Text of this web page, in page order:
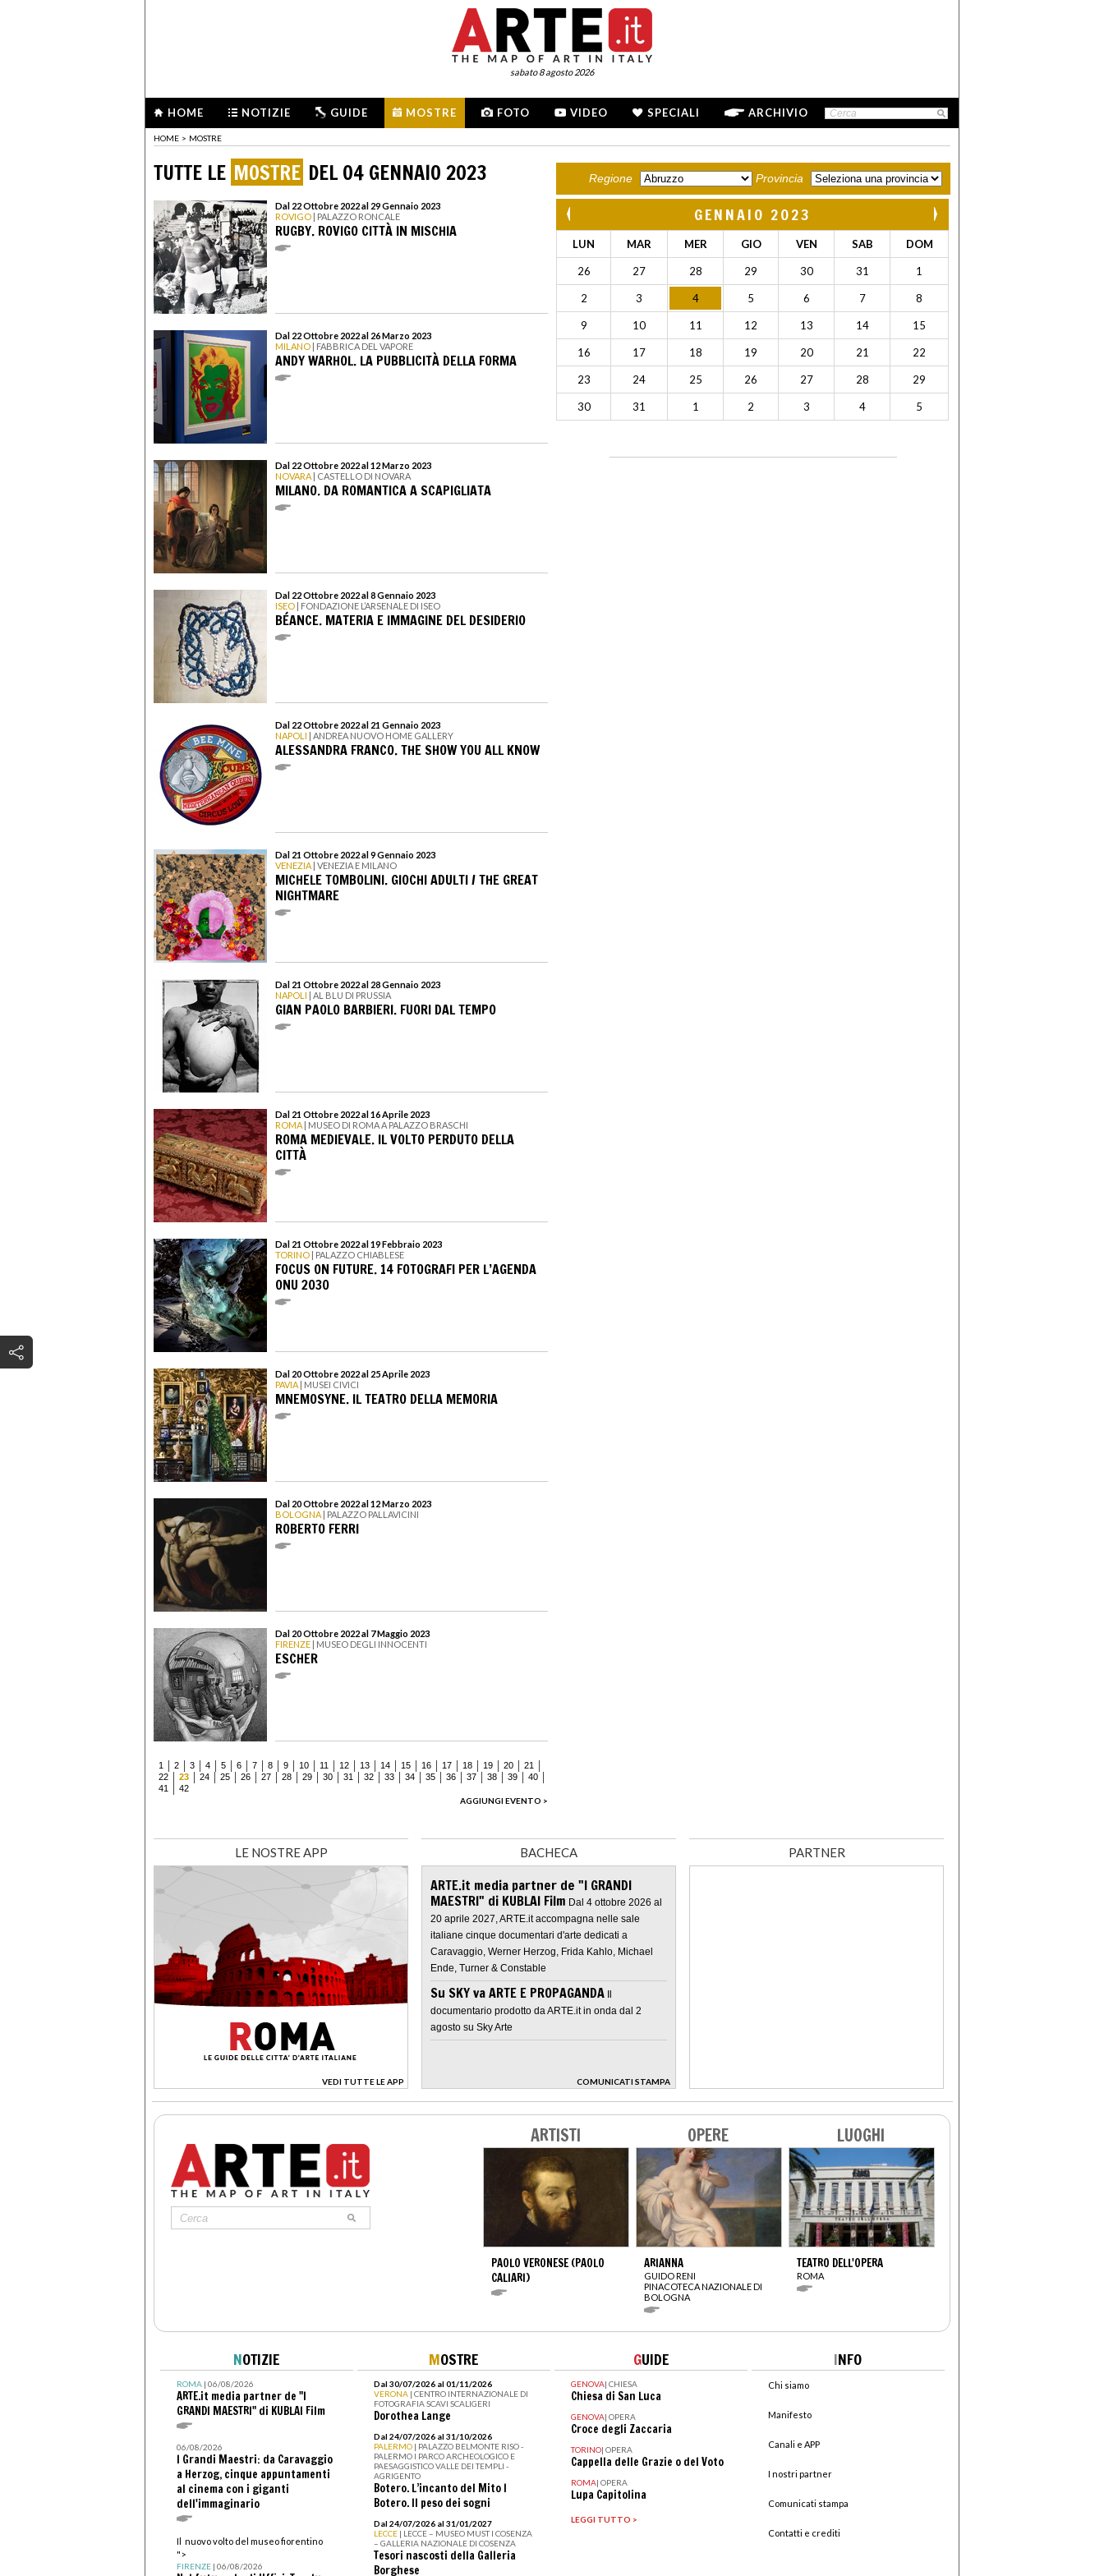
sabato 8 agosto 2026
HOME NOTIZIE GUIDE MOSTRE FOTO VIDEO SPECIALI ARCHIVIO
HOME > MOSTRE
TUTTE LE MOSTRE DEL 04 GENNAIO 2023
Dal 22 Ottobre 2022 al 29 Gennaio 2023
ROVIGO | PALAZZO RONCALE
RUGBY. ROVIGO CITTÀ IN MISCHIA
Dal 22 Ottobre 2022 al 26 Marzo 2023
MILANO | FABBRICA DEL VAPORE
ANDY WARHOL. LA PUBBLICITÀ DELLA FORMA
Dal 22 Ottobre 2022 al 12 Marzo 2023
NOVARA | CASTELLO DI NOVARA
MILANO. DA ROMANTICA A SCAPIGLIATA
Dal 22 Ottobre 2022 al 8 Gennaio 2023
ISEO | FONDAZIONE L’ARSENALE DI ISEO
BÉANCE. MATERIA E IMMAGINE DEL DESIDERIO
Dal 22 Ottobre 2022 al 21 Gennaio 2023
NAPOLI | ANDREA NUOVO HOME GALLERY
ALESSANDRA FRANCO. THE SHOW YOU ALL KNOW
Dal 21 Ottobre 2022 al 9 Gennaio 2023
VENEZIA | VENEZIA E MILANO
MICHELE TOMBOLINI. GIOCHI ADULTI / THE GREAT
NIGHTMARE
Dal 21 Ottobre 2022 al 28 Gennaio 2023
NAPOLI | AL BLU DI PRUSSIA
GIAN PAOLO BARBIERI. FUORI DAL TEMPO
Dal 21 Ottobre 2022 al 16 Aprile 2023
ROMA | MUSEO DI ROMA A PALAZZO BRASCHI
ROMA MEDIEVALE. IL VOLTO PERDUTO DELLA
CITTÀ
Dal 21 Ottobre 2022 al 19 Febbraio 2023
TORINO | PALAZZO CHIABLESE
FOCUS ON FUTURE. 14 FOTOGRAFI PER L’AGENDA
ONU 2030
Dal 20 Ottobre 2022 al 25 Aprile 2023
PAVIA | MUSEI CIVICI
MNEMOSYNE. IL TEATRO DELLA MEMORIA
Dal 20 Ottobre 2022 al 12 Marzo 2023
BOLOGNA | PALAZZO PALLAVICINI
ROBERTO FERRI
Dal 20 Ottobre 2022 al 7 Maggio 2023
FIRENZE | MUSEO DEGLI INNOCENTI
ESCHER
1 2 3 4 5 6 7 8 9 10 11 12 13 14 15 16 17 18 19 20
21
22
23 24 25 26 27 28 29 30 31 32 33 34 35 36 37 38 39
40
41
42
AGGIUNGI EVENTO >
Regione Provincia
GENNAIO 2023
LUN MAR MER GIO VEN SAB DOM
26 27 28 29 30 31 1
2 3 4 5 6 7 8
9 10 11 12 13 14 15
16 17 18 19 20 21 22
23 24 25 26 27 28 29
30 31 1 2 3 4 5
LE NOSTRE APP
VEDI TUTTE LE APP
>
BACHECA
ARTE.it media partner de "I GRANDI
MAESTRI" di KUBLAI Film Dal 4 ottobre 2026 al
20 aprile 2027, ARTE.it accompagna nelle sale
italiane cinque documentari d'arte dedicati a
Caravaggio, Werner Herzog, Frida Kahlo, Michael
Ende, Turner & Constable
Su SKY va ARTE E PROPAGANDA
documentario prodotto da ARTE.it in onda dal 2
agosto su Sky Arte
COMUNICATI STAMPA
>
PARTNER
ARTISTI
PAOLO VERONESE (PAOLO
CALIARI)
OPERE
ARIANNA
GUIDO RENI
PINACOTECA NAZIONALE DI
BOLOGNA
LUOGHI
TEATRO DELL'OPERA
ROMA
NOTIZIE
ROMA| 06/08/2026
ARTE.it media partner de "I
GRANDI MAESTRI" di KUBLAI Film
06/08/2026
I Grandi Maestri: da Caravaggio
a Herzog, cinque appuntamenti
al cinema con i giganti
dell'immaginario
Il nuovo volto del museo fiorentino
">
FIRENZE| 06/08/2026
MOSTRE
Dal 30/07/2026 al 01/11/2026
VERONA | CENTRO INTERNAZIONALE DI
FOTOGRAFIA SCAVI SCALIGERI
Dorothea Lange
Dal 24/07/2026 al 31/10/2026
PALERMO | PALAZZO BELMONTE RISO -
PALERMO I PARCO ARCHEOLOGICO E
PAESAGGISTICO VALLE DEI TEMPLI -
AGRIGENTO
Botero. L’incanto del Mito I
Botero. Il peso dei sogni
Dal 24/07/2026 al 31/01/2027
LECCE | LECCE – MUSEO MUST I COSENZA
– GALLERIA NAZIONALE DI COSENZA
Tesori nascosti della Galleria
Borghese
GUIDE
GENOVA| CHIESA
Chiesa di San Luca
GENOVA| OPERA
Croce degli Zaccaria
TORINO| OPERA
Cappella delle Grazie o del Voto
ROMA| OPERA
Lupa Capitolina
LEGGI TUTTO >
INFO
Chi siamo
Manifesto
Canali e APP
I nostri partner
Comunicati stampa
Contatti e crediti